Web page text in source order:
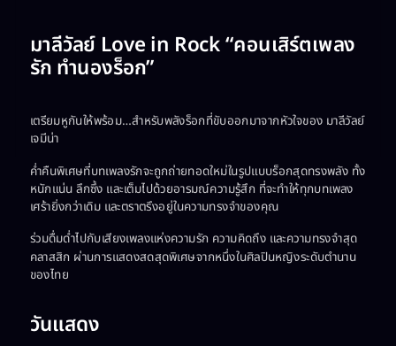
มาลีวัลย์ Love in Rock “คอนเสิร์ตเพลง
รัก ทำนองร็อก”
เตรียมหูกันให้พร้อม…สำหรับพลังร็อกที่ขับออกมาจากหัวใจของ มาลีวัลย์
เจมีน่า
ค่ำคืนพิเศษที่บทเพลงรักจะถูกถ่ายทอดใหม่ในรูปแบบร็อกสุดทรงพลัง ทั้ง
หนักแน่น ลึกซึ้ง และเต็มไปด้วยอารมณ์ความรู้สึก ที่จะทำให้ทุกบทเพลง
เศร้ายิ่งกว่าเดิม และตราตรึงอยู่ในความทรงจำของคุณ
ร่วมดื่มด่ำไปกับเสียงเพลงแห่งความรัก ความคิดถึง และความทรงจำสุด
คลาสสิก ผ่านการแสดงสดสุดพิเศษจากหนึ่งในศิลปินหญิงระดับตำนาน
ของไทย
วันแสดง